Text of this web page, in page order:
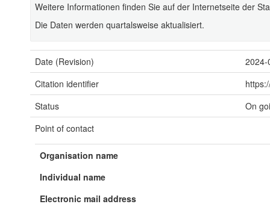
Weitere Informationen finden Sie auf der Internetseite der
Die Daten werden quartalsweise aktualisiert.
Date (Revision)
2024-
Citation identifier
Status
On
Point of contact
Organisation name
Individual name
Electronic mail address